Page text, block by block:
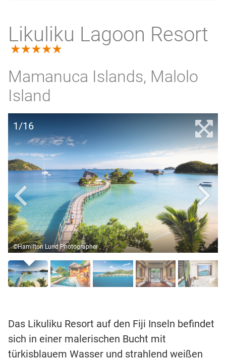
Likuliku Lagoon Resort
5.0
Mamanuca Islands, Malolo
Island
1/16
©Hamilton Lund Photographer
Das Likuliku Resort auf den Fiji Inseln befindet
sich in einer malerischen Bucht mit
türkisblauem Wasser und strahlend weißen